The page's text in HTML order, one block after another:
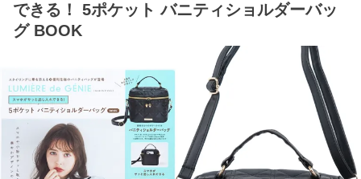
できる！ 5ポケット バニティショルダーバッ
グ BOOK